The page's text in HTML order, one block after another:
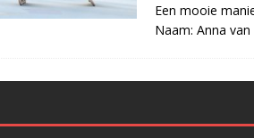
Een mooie
Naam: Anna